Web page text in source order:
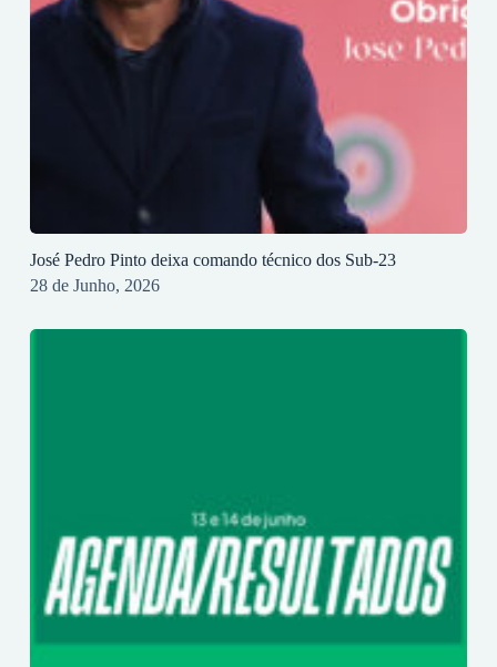
José Pedro Pinto deixa comando técnico dos Sub-23
28 de Junho, 2026